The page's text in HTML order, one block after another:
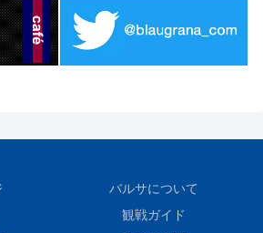
バルサについて
観戦ガイド